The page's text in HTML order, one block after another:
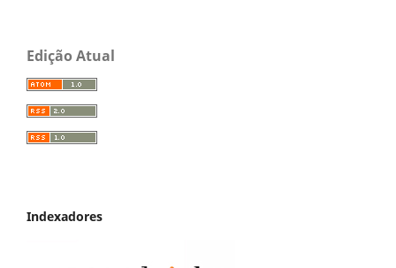
Edição Atual
Indexadores